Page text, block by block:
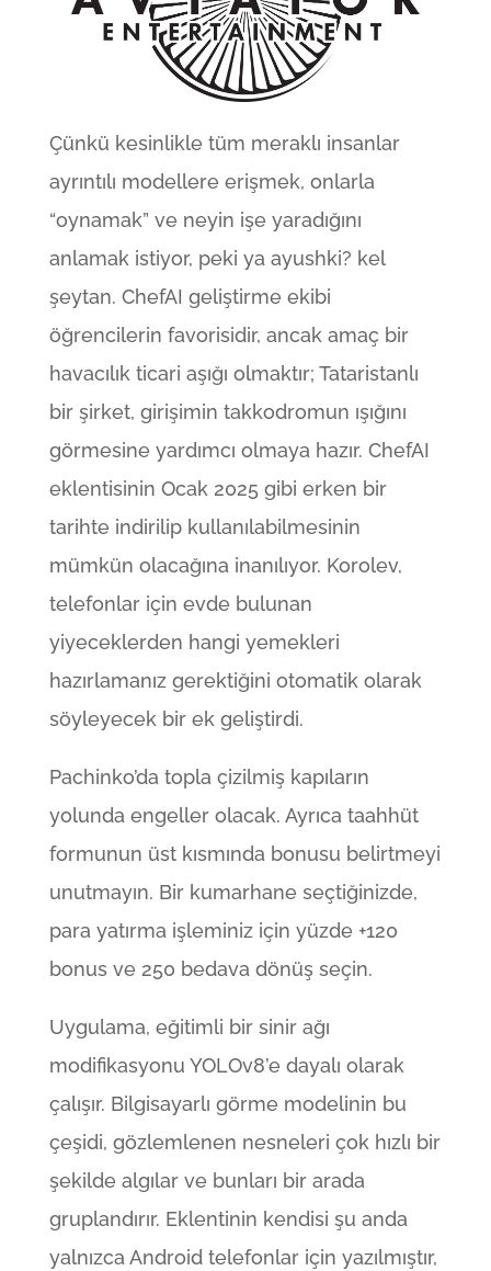
Çünkü kesinlikle tüm meraklı insanlar
ayrıntılı modellere erişmek, onlarla
“oynamak” ve neyin işe yaradığını
anlamak istiyor, peki ya ayushki? kel
şeytan. ChefAI geliştirme ekibi
öğrencilerin favorisidir, ancak amaç bir
havacılık ticari aşığı olmaktır; Tataristanlı
bir şirket, girişimin takkodromun ışığını
görmesine yardımcı olmaya hazır. ChefAI
eklentisinin Ocak 2025 gibi erken bir
tarihte indirilip kullanılabilmesinin
mümkün olacağına inanılıyor. Korolev,
telefonlar için evde bulunan
yiyeceklerden hangi yemekleri
hazırlamanız gerektiğini otomatik olarak
söyleyecek bir ek geliştirdi.
Pachinko’da topla çizilmiş kapıların
yolunda engeller olacak. Ayrıca taahhüt
formunun üst kısmında bonusu belirtmeyi
unutmayın. Bir kumarhane seçtiğinizde,
para yatırma işleminiz için yüzde +120
bonus ve 250 bedava dönüş seçin.
Uygulama, eğitimli bir sinir ağı
modifikasyonu YOLOv8’e dayalı olarak
çalışır. Bilgisayarlı görme modelinin bu
çeşidi, gözlemlenen nesneleri çok hızlı bir
şekilde algılar ve bunları bir arada
gruplandırır. Eklentinin kendisi şu anda
yalnızca Android telefonlar için yazılmıştır,